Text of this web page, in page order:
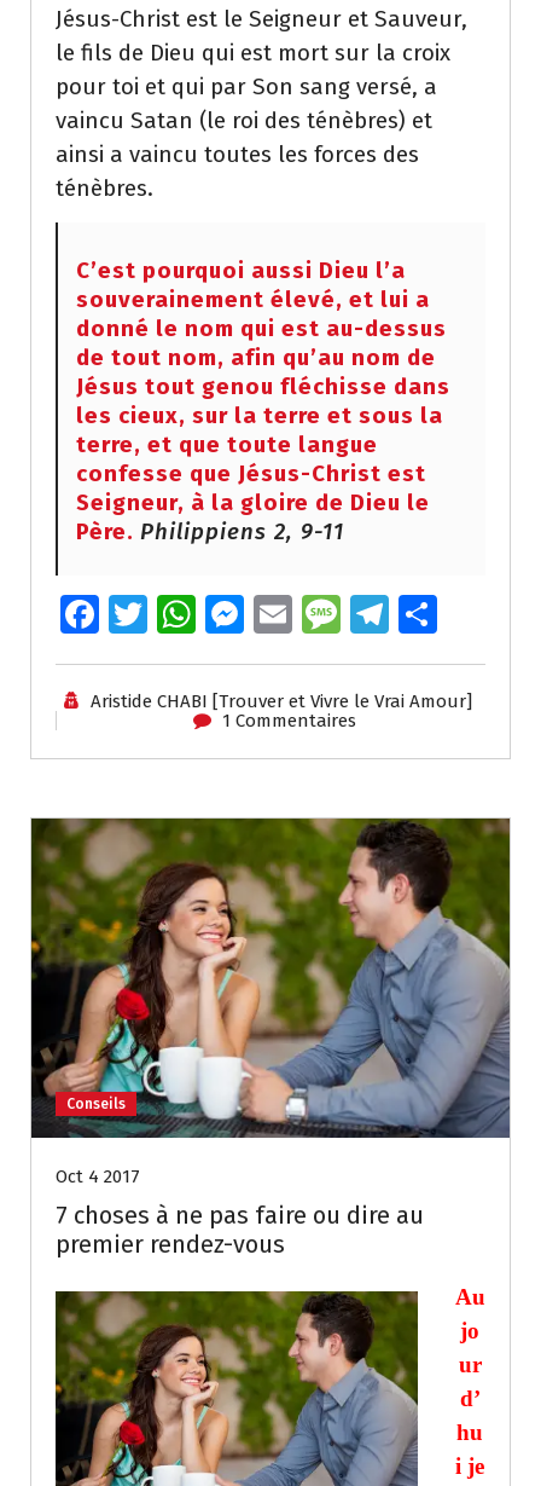
Jésus-Christ est le Seigneur et Sauveur,
le fils de Dieu qui est mort sur la croix
pour toi et qui par Son sang versé, a
vaincu Satan (le roi des ténèbres) et
ainsi a vaincu toutes les forces des
ténèbres.
C’est pourquoi aussi Dieu l’a
souverainement élevé, et lui a
donné le nom qui est au-dessus
de tout nom, afin qu’au nom de
Jésus tout genou fléchisse dans
les cieux, sur la terre et sous la
terre, et que toute langue
confesse que Jésus-Christ est
Seigneur, à la gloire de Dieu le
Père. Philippiens 2, 9-11
Fa
ce
b
o
k
T
wi
tt
W
h
at
s
A
p
M
e
ss
e
n
g
E
m
ai
l
M
e
ss
a
g
e
T
el
e
a
m
ar
ta
er
Aristide CHABI [Trouver et Vivre le Vrai Amour]
1 Commentaires
Conseils
Oct 4 2017
7 choses à ne pas faire ou dire au
premier rendez-vous
Au
jo
ur
d’
hu
i je